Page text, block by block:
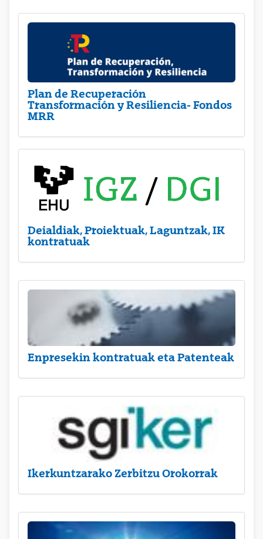
Plan de Recuperación
Transformación y Resiliencia- Fondos
MRR
Deialdiak, Proiektuak, Laguntzak, IK
kontratuak
Enpresekin kontratuak eta Patenteak
Ikerkuntzarako Zerbitzu Orokorrak